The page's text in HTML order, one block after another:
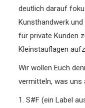
deutlich darauf
Kunsthandwerk
für private Kunden
Kleinstauflagen
Wir wollen Euch
vermitteln, was uns
1. S#F (ein Label